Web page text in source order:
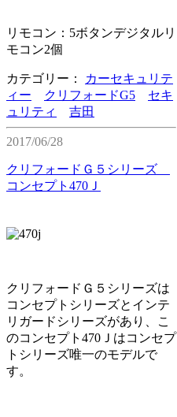
リモコン：5ボタンデジタルリ
モコン2個
カテゴリー：
カーセキュリテ
ィー
クリフォードG5
セキ
ュリティ
吉田
2017/06/28
クリフォードＧ５シリーズ
コンセプト470Ｊ
クリフォードＧ５シリーズは
コンセプトシリーズとインテ
リガードシリーズがあり、こ
のコンセプト470Ｊはコンセプ
トシリーズ唯一のモデルで
す。